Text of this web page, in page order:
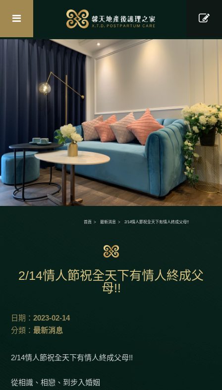
首頁 最新消息 2/14情人節祝全天下有情人終成父母!!
2/14情人節祝全天下有情人終成父
母!!
日期：2023-02-14
分類： 最新消息
2/14情人節祝全天下有情人終成父母!!
從相識、相戀、到步入婚姻